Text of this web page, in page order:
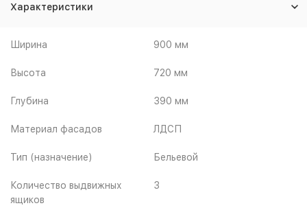
Характеристики
Ширина 900 мм
Высота 720 мм
Глубина 390 мм
Материал фасадов ЛДСП
Тип (назначение) Бельевой
Количество выдвижных
ящиков
3